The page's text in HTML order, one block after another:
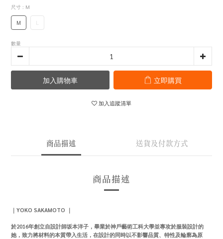
尺寸 : M
M L
數量
加入購物車 立即購買
加入追蹤清單
商品描述 送貨及付款方式
商品描述
｜ YOKO SAKAMOTO ｜
於2016年創立自設計師坂本洋子，畢業於神戶藝術工科大學並專攻於服裝設計的
她，致力將材料的本質帶入生活，在設計的同時以不影響品質、特性及輪廓為原